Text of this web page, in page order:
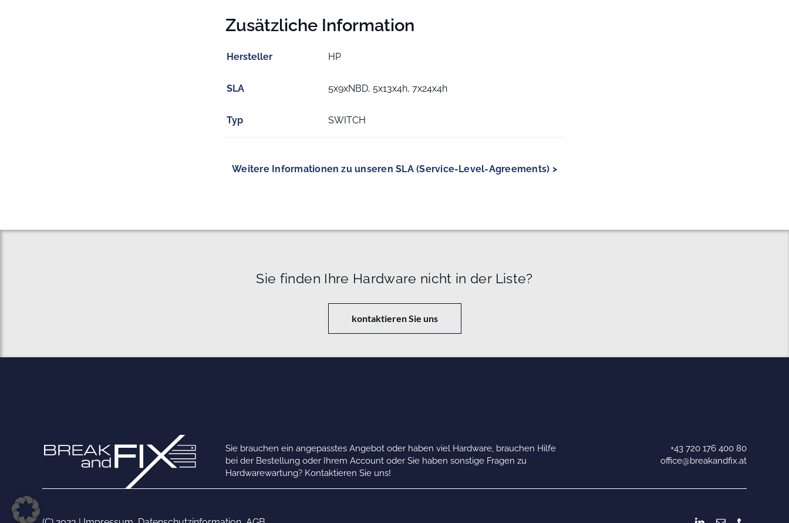
Zusätzliche Information
Hersteller HP
SLA 5x9xNBD, 5x13x4h, 7x24x4h
Typ SWITCH
Weitere Informationen zu unseren SLA (Service-Level-Agreements) >
Sie finden Ihre Hardware nicht in der Liste?
kontaktieren Sie uns
Sie brauchen ein angepasstes Angebot oder haben viel Hardware, brauchen Hilfe
bei der Bestellung oder Ihrem Account oder Sie haben sonstige Fragen zu
Hardwarewartung? Kontaktieren Sie uns!
+43 720 176 400 80
office@breakandfix.at